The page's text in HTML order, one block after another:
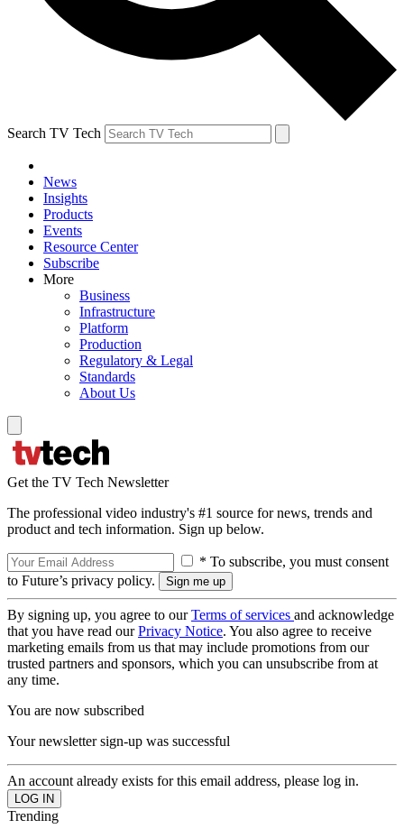
Search TV Tech
News
Insights
Products
Events
Resource Center
Subscribe
More
Business
Infrastructure
Platform
Production
Regulatory & Legal
Standards
About Us
Get the TV Tech Newsletter
The professional video industry's #1 source for news, trends and
product and tech information. Sign up below.
* To subscribe, you must consent
to Future’s privacy policy.
By signing up, you agree to ourTerms of services and acknowledge
that you have read ourPrivacy Notice. You also agree to receive
marketing emails from us that may include promotions from our
trusted partners and sponsors, which you can unsubscribe from at
any time.
You are now subscribed
Your newsletter sign-up was successful
An account already exists for this email address, please log in.
Trending